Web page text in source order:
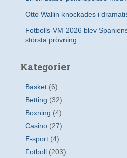
Otto Wallin knockades i
Fotbolls-VM 2026 blev
största prövning
Kategorier
Basket (6)
Betting (32)
Boxning (4)
Casino (27)
E-sport (4)
Fotboll (203)